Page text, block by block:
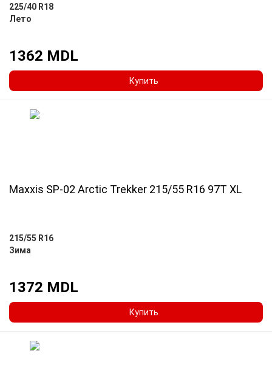
225/40 R18
Лето
1362 MDL
Купить
Maxxis SP-02 Arctic Trekker 215/55 R16 97T XL
215/55 R16
Зима
1372 MDL
Купить